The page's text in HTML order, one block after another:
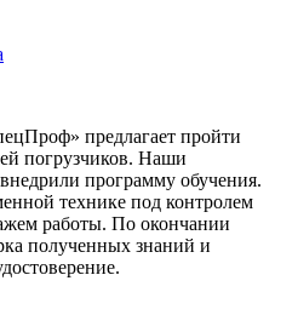
предлагает пройти
погрузчиков. Наши
программу обучения.
технике под контролем
работы. По окончании
полученных знаний и